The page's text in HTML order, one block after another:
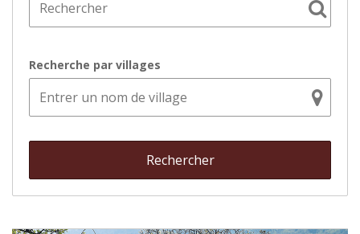
Recherche par villages